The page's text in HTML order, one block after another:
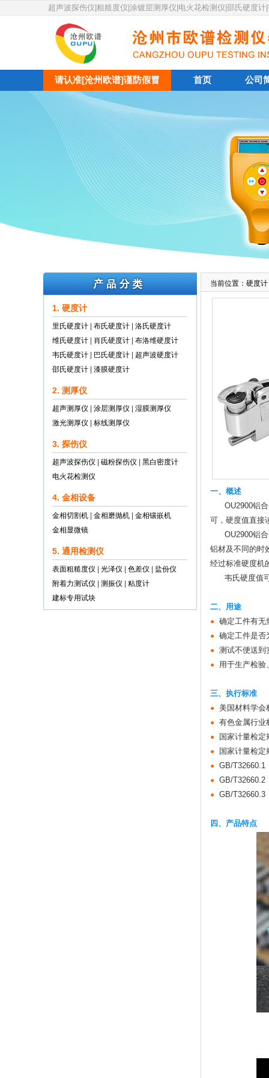
超声波探伤仪|粗糙度仪|涂镀层测厚仪|电火花检测仪|邵氏硬度
请认准[沧州欧谱]谨防假冒 首页 公司
1. 硬度计
里氏硬度计 布氏硬度计
洛氏硬度计
维氏硬度计
肖氏硬度计
布洛维硬度计
韦氏硬度计
巴氏硬度计
超声波硬度计
邵氏硬度计
漆膜硬度计
2. 测厚仪
超声测厚仪 涂层测厚仪
湿膜测厚仪
激光测厚仪
标线测厚仪
3. 探伤仪
超声波探伤仪 磁粉探伤仪
黑白密度计
电火花检测仪
4. 金相设备
金相切割机 金相磨抛机
金相镶嵌机
金相显微镜
5. 通用检测仪
表面粗糙度仪 光泽仪 色差仪
盐份仪
附着力测试仪
测振仪
粘度计
建标专用试块
当前位置： 硬度计
一、概述
OU2900铝合
可，硬度值直接
OU2900铝合
铝材及不同的时
经过标准硬度机
韦氏硬度值可
二、用途
● 确定工件有无
● 确定工件是否
● 测试不便送到
● 用于生产检验
三、执行标准
● 美国材料学会
● 有色金属行业
● 国家计量检
● 国家计量检
● GB/T32660.1
● GB/T32660.2
● GB/T32660.3
四、产品特点